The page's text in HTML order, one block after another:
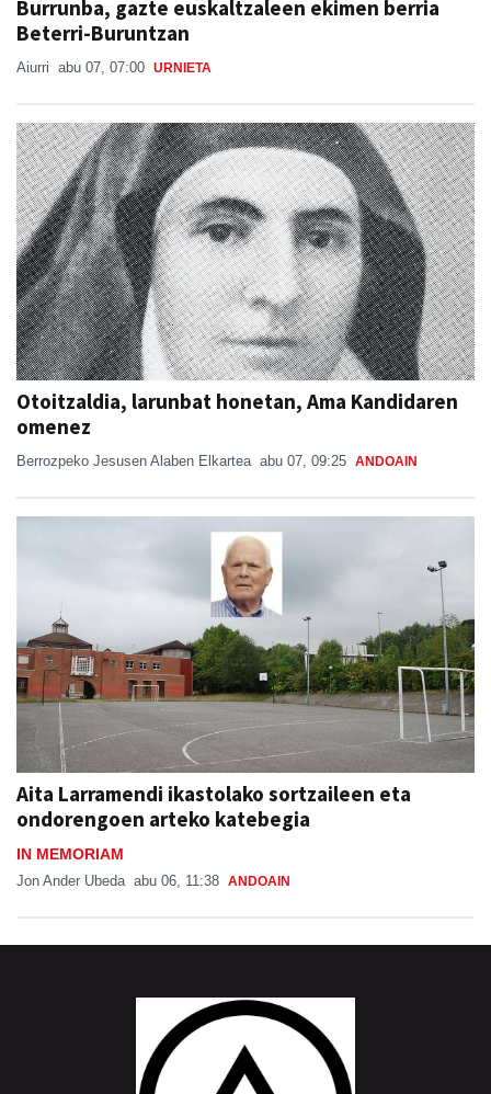
Aiurri abu 07, 07:00 URNIETA
Otoitzaldia, larunbat honetan, Ama Kandidaren
omenez
Berrozpeko Jesusen Alaben Elkartea abu 07, 09:25 ANDOAIN
Aita Larramendi ikastolako sortzaileen eta
ondorengoen arteko katebegia
IN MEMORIAM
Jon Ander Ubeda ANDOAIN